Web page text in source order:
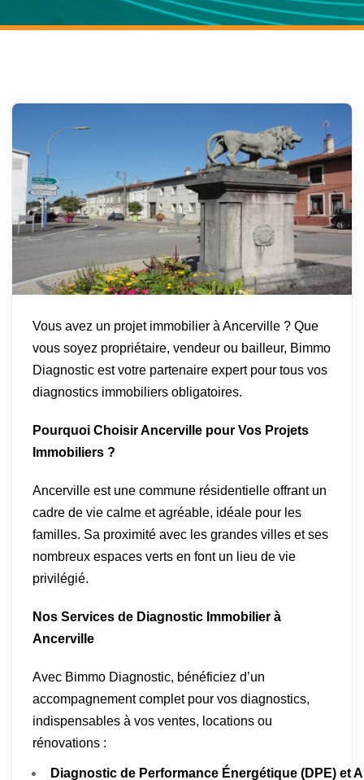
Vous avez un projet immobilier à Ancerville ? Que
vous soyez propriétaire, vendeur ou bailleur, Bimmo
Diagnostic est votre partenaire expert pour tous vos
diagnostics immobiliers obligatoires.
Pourquoi Choisir Ancerville pour Vos Projets
Immobiliers ?
Ancerville est une commune résidentielle offrant un
cadre de vie calme et agréable, idéale pour les
familles. Sa proximité avec les grandes villes et ses
nombreux espaces verts en font un lieu de vie
privilégié.
Nos Services de Diagnostic Immobilier à
Ancerville
Avec Bimmo Diagnostic, bénéficiez d’un
accompagnement complet pour vos diagnostics,
indispensables à vos ventes, locations ou
rénovations :
Diagnostic de Performance Énergétique (DPE) et